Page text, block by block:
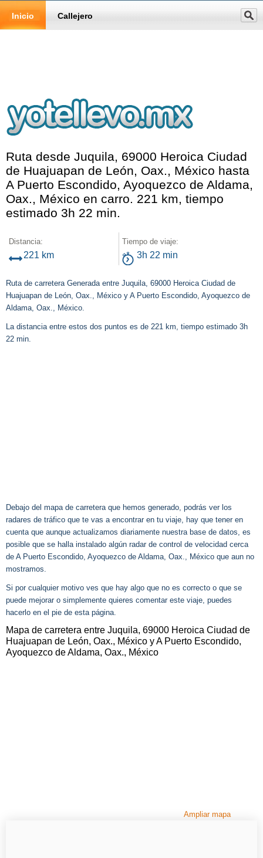
Inicio Callejero
Ruta desde Juquila, 69000 Heroica Ciudad
de Huajuapan de León, Oax., México hasta
A Puerto Escondido, Ayoquezco de Aldama,
Oax., México en carro. 221 km, tiempo
estimado 3h 22 min.
Distancia:
221 km
Tiempo de viaje:
3h 22 min
Ruta de carretera Generada entre Juquila, 69000 Heroica Ciudad de
Huajuapan de León, Oax., México y A Puerto Escondido, Ayoquezco de
Aldama, Oax., México.
La distancia entre estos dos puntos es de 221 km, tiempo estimado 3h
22 min.
Debajo del mapa de carretera que hemos generado, podrás ver los
radares de tráfico que te vas a encontrar en tu viaje, hay que tener en
cuenta que aunque actualizamos diariamente nuestra base de datos, es
posible que se halla instalado algún radar de control de velocidad cerca
de A Puerto Escondido, Ayoquezco de Aldama, Oax., México que aun no
mostramos.
Si por cualquier motivo ves que hay algo que no es correcto o que se
puede mejorar o simplemente quieres comentar este viaje, puedes
hacerlo en el pie de esta página.
Mapa de carretera entre Juquila, 69000 Heroica Ciudad de
Huajuapan de León, Oax., México y A Puerto Escondido,
Ayoquezco de Aldama, Oax., México
Ampliar mapa